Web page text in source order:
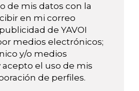
de mis datos con la
en mi correo
de YAVOI
medios electrónicos;
y/o medios
el uso de mis
de perfiles.